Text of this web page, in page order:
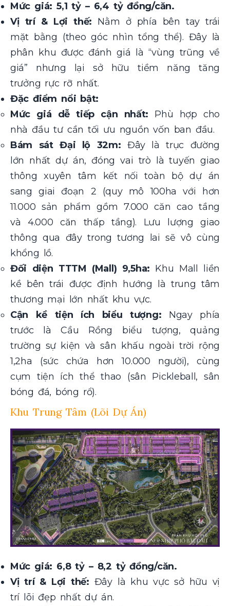
Mức giá: 5,1 tỷ – 6,4 tỷ đồng/căn.
Vị trí & Lợi thế: Nằm ở phía bên tay trái
mặt bằng (theo góc nhìn tổng thể). Đây là
phân khu được đánh giá là “vùng trũng về
giá” nhưng lại sở hữu tiềm năng tăng
trưởng rực rỡ nhất.
Đặc điểm nổi bật:
Mức giá dễ tiếp cận nhất: Phù hợp cho
nhà đầu tư cần tối ưu nguồn vốn ban đầu.
Bám sát Đại lộ 32m: Đây là trục đường
lớn nhất dự án, đóng vai trò là tuyến giao
thông xuyên tâm kết nối toàn bộ dự án
sang giai đoạn 2 (quy mô 100ha với hơn
11.000 sản phẩm gồm 7.000 căn cao tầng
và 4.000 căn thấp tầng). Lưu lượng giao
thông qua đây trong tương lai sẽ vô cùng
khổng lồ.
Đối diện TTTM (Mall) 9,5ha: Khu Mall liền
kề bên trái được định hướng là trung tâm
thương mại lớn nhất khu vực.
Cận kề tiện ích biểu tượng: Ngay phía
trước là Cầu Rồng biểu tượng, quảng
trường sự kiện và sân khấu ngoài trời rộng
1,2ha (sức chứa hơn 10.000 người), cùng
cụm tiện ích thể thao (sân Pickleball, sân
bóng đá, bóng rổ).
Khu Trung Tâm (Lõi Dự Án)
Mức giá: 6,8 tỷ – 8,2 tỷ đồng/căn.
Vị trí & Lợi thế: Đây là khu vực sở hữu vị
trí lõi đẹp nhất dự án.